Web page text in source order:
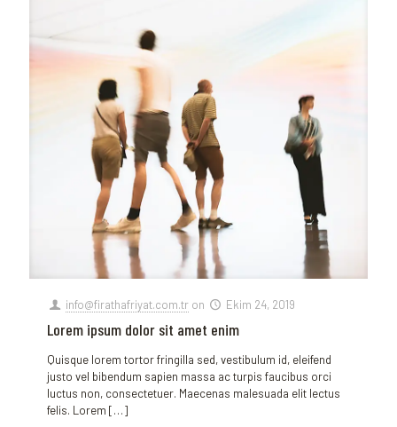
info@firathafriyat.com.tr on Ekim 24, 2019
Lorem ipsum dolor sit amet enim
Quisque lorem tortor fringilla sed, vestibulum id, eleifend
justo vel bibendum sapien massa ac turpis faucibus orci
luctus non, consectetuer. Maecenas malesuada elit lectus
felis. Lorem […]